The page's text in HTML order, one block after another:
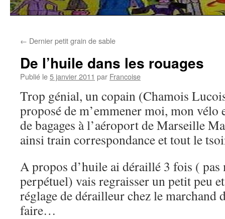
← Dernier petit grain de sable
De l’huile dans les rouages
Publié le5 janvier 2011 par Francoise
Trop génial, un copain (Chamois
proposé de m’emmener moi, mon vélo
de bagages à l’aéroport de Marseille
ainsi train correspondance et tout le
A propos d’huile ai déraillé 3 fois ( pas
perpétuel) vais regraisser un petit peu
réglage de dérailleur chez le marchand
faire…